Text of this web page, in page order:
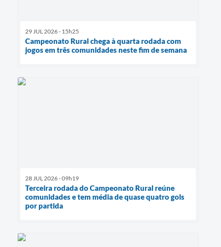
29 JUL 2026 - 15h25
Campeonato Rural chega à quarta rodada com
jogos em três comunidades neste fim de semana
28 JUL 2026 - 09h19
Terceira rodada do Campeonato Rural reúne
comunidades e tem média de quase quatro gols
por partida